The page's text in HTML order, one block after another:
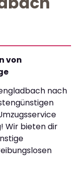
von
nach
Wir bieten dir